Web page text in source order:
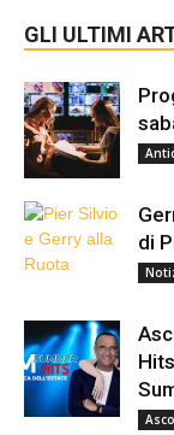
GLI ULTIMI
di